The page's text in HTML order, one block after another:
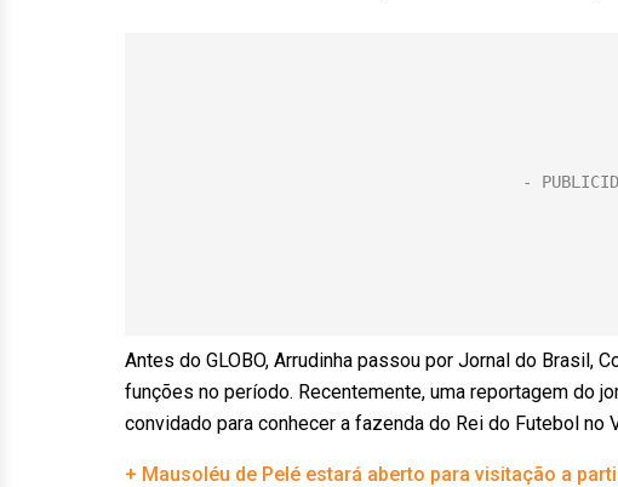
Antes do GLOBO, Arrudinha passou por Jornal do Brasil,
funções no período. Recentemente, uma reportagem do
convidado para conhecer a fazenda do Rei do Futebol no
+ Mausoléu de Pelé estará aberto para visitação a